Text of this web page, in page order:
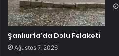
Şanlıurfa’da Dolu Felaketi
Ağustos 7, 2026